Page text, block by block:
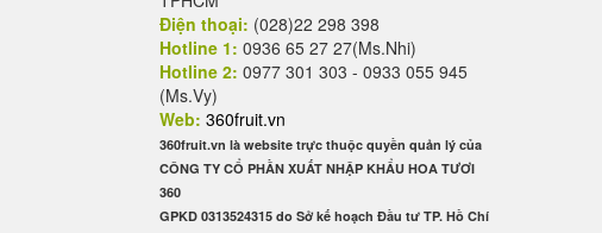
Điện thoại: (028)22 298 398
Hotline 1: 0936 65 27 27(Ms.Nhi)
Hotline 2: 0977 301 303 - 0933 055 945
(Ms.Vy)
Web: 360fruit.vn
360fruit.vn là website trực thuộc quyền quản lý của
CÔNG TY CỔ PHẦN XUẤT NHẬP KHẨU HOA TƯƠI
360
GPKD 0313524315 do Sở kế hoạch Đầu tư TP. Hồ Chí